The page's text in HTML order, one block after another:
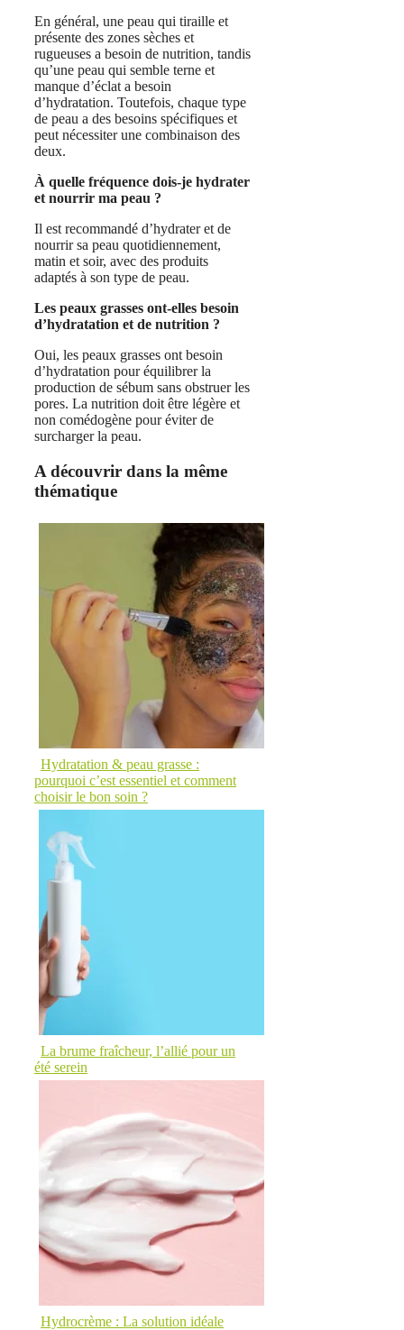
En général, une peau qui tiraille et
présente des zones sèches et
rugueuses a besoin de nutrition, tandis
qu’une peau qui semble terne et
manque d’éclat a besoin
d’hydratation. Toutefois, chaque type
de peau a des besoins spécifiques et
peut nécessiter une combinaison des
deux.
À quelle fréquence dois-je hydrater
et nourrir ma peau ?
Il est recommandé d’hydrater et de
nourrir sa peau quotidiennement,
matin et soir, avec des produits
adaptés à son type de peau.
Les peaux grasses ont-elles besoin
d’hydratation et de nutrition ?
Oui, les peaux grasses ont besoin
d’hydratation pour équilibrer la
production de sébum sans obstruer les
pores. La nutrition doit être légère et
non comédogène pour éviter de
surcharger la peau.
A découvrir dans la même
thématique
Hydratation & peau grasse :
pourquoi c’est essentiel et comment
choisir le bon soin ?
La brume fraîcheur, l’allié pour un
été serein
Hydrocrème : La solution idéale